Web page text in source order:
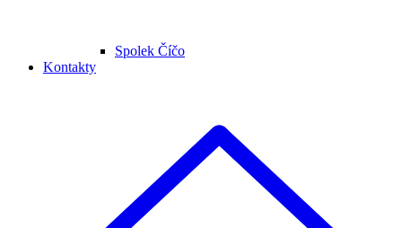
Spolek Číčo
Kontakty